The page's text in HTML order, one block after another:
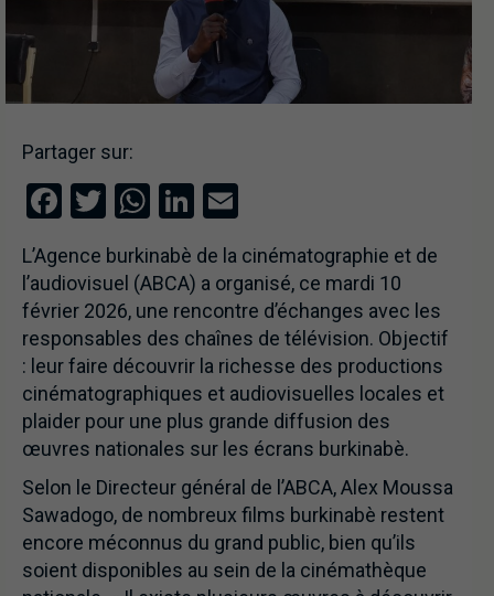
Partager sur:
Facebook
Twitter
WhatsApp
LinkedIn
L’Agence burkinabè de la cinématographie et de
l’audiovisuel (ABCA) a organisé, ce mardi 10
février 2026, une rencontre d’échanges avec les
responsables des chaînes de télévision. Objectif
: leur faire découvrir la richesse des productions
cinématographiques et audiovisuelles locales et
plaider pour une plus grande diffusion des
œuvres nationales sur les écrans burkinabè.
Selon le Directeur général de l’ABCA, Alex Moussa
Sawadogo, de nombreux films burkinabè restent
encore méconnus du grand public, bien qu’ils
soient disponibles au sein de la cinémathèque